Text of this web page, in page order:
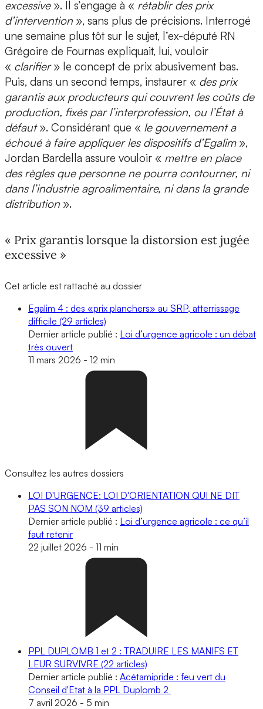
excessive». Il s’engage à « rétablir des prix
d’intervention », sans plus de précisions. Interrogé
une semaine plus tôt sur le sujet, l’ex-député RN
Grégoire de Fournas expliquait, lui, vouloir
« clarifier» le concept de prix abusivement bas.
Puis, dans un second temps, instaurer « des prix
garantis aux producteurs qui couvrent les coûts de
production, fixés par l’interprofession, ou l’État à
défaut». Considérant que « le gouvernement a
échoué à faire appliquer les dispositifs d’Egalim »,
Jordan Bardella assure vouloir « mettre en place
des règles que personne ne pourra contourner, ni
dans l’industrie agroalimentaire, ni dans la grande
distribution ».
« Prix garantis lorsque la distorsion est jugée
excessive »
Cet article est rattaché au dossier
Egalim 4 : des «prix planchers» au SRP, atterrissage
difficile (29 articles)
Dernier article publié : Loi d’urgence agricole : un débat
très ouvert
11 mars 2026 - 12 min
Consultez les autres dossiers
LOI D'URGENCE: LOI D'ORIENTATION QUI NE DIT
PAS SON NOM (39 articles)
Dernier article publié : Loi d’urgence agricole : ce qu’il
faut retenir
22 juillet 2026 - 11 min
PPL DUPLOMB 1 et 2 : TRADUIRE LES MANIFS ET
LEUR SURVIVRE (22 articles)
Dernier article publié : Acétamipride : feu vert du
Conseil d'Etat à la PPL Duplomb 2
7 avril 2026 - 5 min